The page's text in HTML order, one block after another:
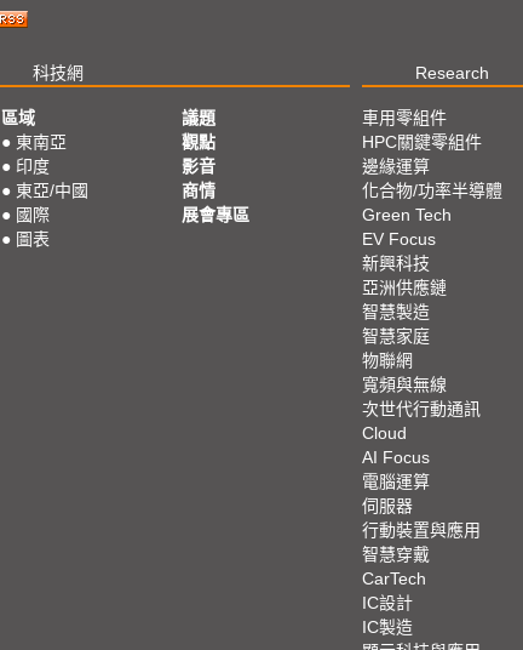
科技網 Research
區域
● 東南亞
● 印度
● 東亞/中國
● 國際
● 圖表
議題
觀點
影音
商情
展會專區
車用零組件
HPC關鍵零組件
邊緣運算
化合物/功率半導體
Green Tech
EV Focus
新興科技
亞洲供應鏈
智慧製造
智慧家庭
物聯網
寬頻與無線
次世代行動通訊
Cloud
AI Focus
電腦運算
伺服器
行動裝置與應用
智慧穿戴
CarTech
IC設計
IC製造